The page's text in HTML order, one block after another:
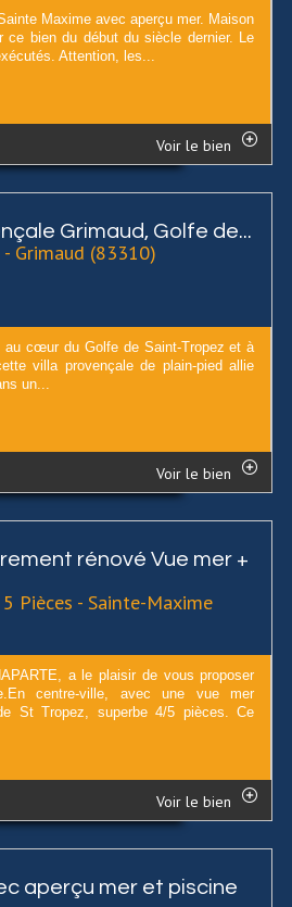
Maxime avec aperçu mer. Maison
ce bien du début du siècle dernier. Le
Attention, les...
Voir le bien
Grimaud, Golfe de...
Grimaud (83310)
au cœur du Golfe de Saint-Tropez et à
villa provençale de plain-pied allie
un...
Voir le bien
rénové Vue mer +
Pièces - Sainte-Maxime
a le plaisir de vous proposer
centre-ville, avec une vue mer
St Tropez, superbe 4/5 pièces. Ce
Voir le bien
aperçu mer et piscine